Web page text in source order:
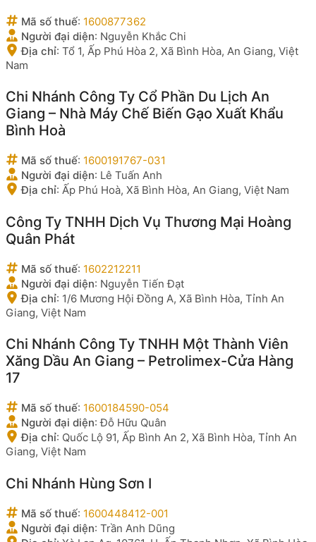
Mã số thuế: 1600877362
Người đại diện: Nguyễn Khắc Chi
Địa chỉ: Tổ 1, Ấp Phú Hòa 2, Xã Bình Hòa, An Giang, Việt
Nam
Chi Nhánh Công Ty Cổ Phần Du Lịch An
Giang – Nhà Máy Chế Biến Gạo Xuất Khẩu
Bình Hoà
Mã số thuế: 1600191767-031
Người đại diện: Lê Tuấn Anh
Địa chỉ: Ấp Phú Hoà, Xã Bình Hòa, An Giang, Việt Nam
Công Ty TNHH Dịch Vụ Thương Mại Hoàng
Quân Phát
Mã số thuế: 1602212211
Người đại diện: Nguyễn Tiến Đạt
Địa chỉ: 1/6 Mương Hội Đồng A, Xã Bình Hòa, Tỉnh An
Giang, Việt Nam
Chi Nhánh Công Ty TNHH Một Thành Viên
Xăng Dầu An Giang – Petrolimex-Cửa Hàng
17
Mã số thuế: 1600184590-054
Người đại diện:Đỗ Hữu Quân
Địa chỉ: Quốc Lộ 91, Ấp Bình An 2, Xã Bình Hòa, Tỉnh An
Giang, Việt Nam
Chi Nhánh Hùng Sơn I
Mã số thuế: 1600448412-001
Người đại diện: Trần Anh Dũng